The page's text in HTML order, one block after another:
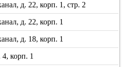
д. 22, корп. 1, стр. 2
д. 22, корп. 1
д. 18, корп. 1
корп. 1